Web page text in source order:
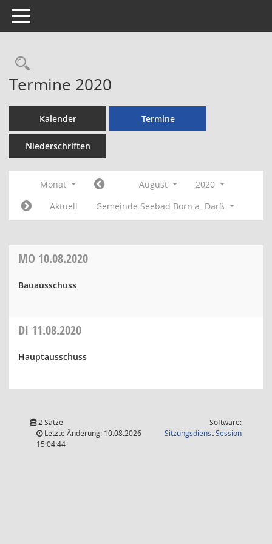
Toggle navigation
Rechercheauswahl
Termine 2020
Kalender Termine
Niederschriften
Monat August
2020
Aktuell
Gemeinde Seebad Born a. Darß
MO 10.08.2020
Bauausschuss
DI 11.08.2020
Hauptausschuss
2 Sätze
Letzte Änderung: 10.08.2026
15:04:44
Software:
SitzungsdienstSession(Wird in